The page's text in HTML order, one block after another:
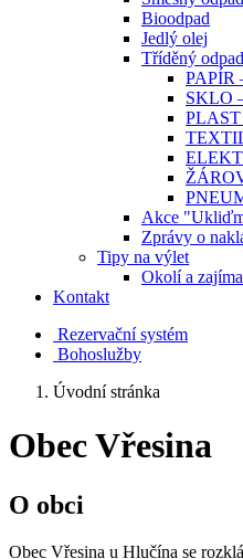
Bioodpad
Jedlý olej
Tříděný odpad
PAPÍR
SKLO
PLAST
Akce
Zprávy o
Tipy na výlet
Okolí a
Kontakt
Rezervační systém
Bohoslužby
Úvodní stránka
Obec Vřesina
O obci
Obec Vřesina u Hlučína se